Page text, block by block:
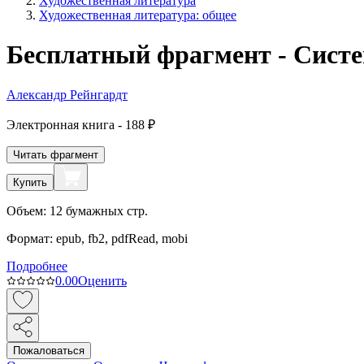
Художественная литература: общее
Бесплатный фрагмент -
Александр Рейнгардт
Электронная книга - 188 ₽
Читать фрагмент
Купить
Объем: 12 бумажных стр.
Формат: epub, fb2, pdfRead, mobi
Подробнее
0.00Оценить
Пожаловаться